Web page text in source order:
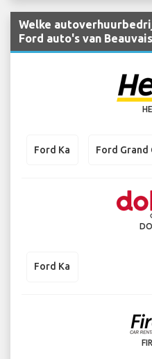
Welke
Ford auto's van
Ford Ka Ford Grand
Ford Ka